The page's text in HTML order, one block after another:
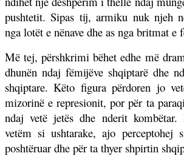
pushtetit. Sipas tij, armiku nuk njeh
nga lotët e nënave dhe as nga britmat e
Më tej, përshkrimi bëhet edhe më
dhunën ndaj fëmijëve shqiptarë dhe
shqiptare. Këto figura përdoren jo
mizorinë e represionit, por për ta
ndaj vetë jetës dhe nderit kombëtar.
vetëm si ushtarake, ajo perceptohej
poshtëruar dhe për ta thyer shpirtin